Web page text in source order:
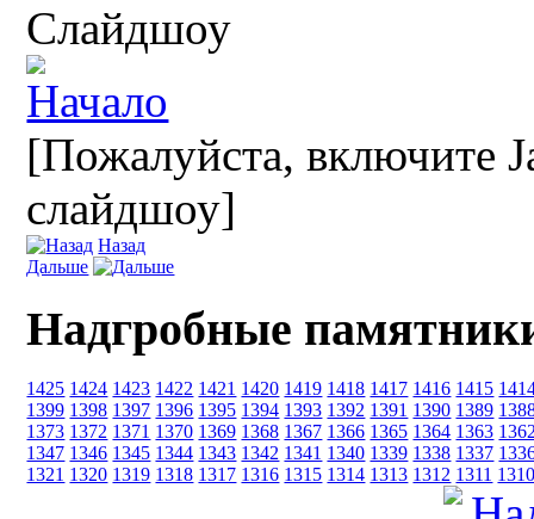
Слайдшоу
[Пожалуйста, включите
слайдшоу]
Назад
Дальше
Надгробные
1425 1424 1423 1422 1421 1420 1419 1418 1417 1416 1415
1399 1398 1397 1396 1395 1394 1393 1392 1391 1390 1389
1373 1372 1371 1370 1369 1368 1367 1366 1365 1364 1363
1347 1346 1345 1344 1343 1342 1341 1340 1339 1338 1337
1321 1320 1319 1318 1317 1316 1315 1314 1313 1312 1311